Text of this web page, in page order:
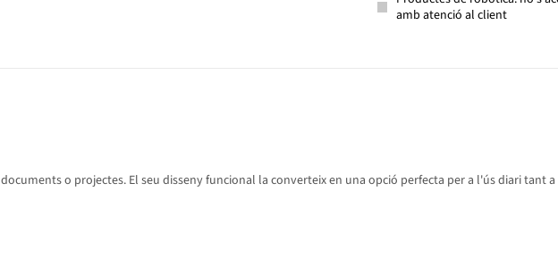
amb atenció al client
o projectes. El seu disseny funcional la converteix en una opció perfecta per a l'ús diari tant